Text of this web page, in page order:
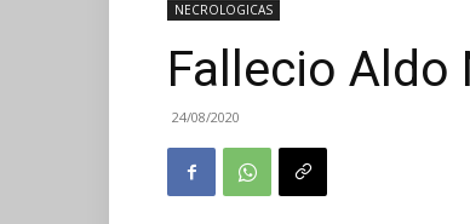
NECROLOGICAS
Fallecio
24/08/2020